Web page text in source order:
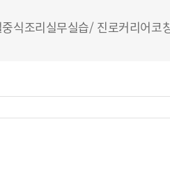
식조리실무실습/ 진로커리어